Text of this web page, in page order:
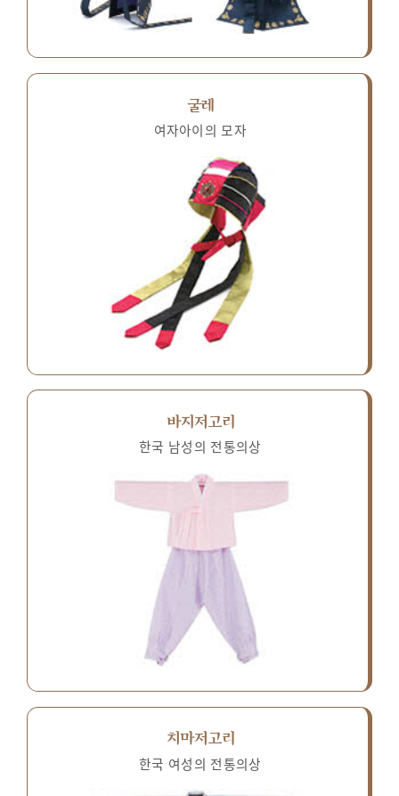
굴레
여자아이의 모자
바지저고리
한국 남성의 전통의상
치마저고리
한국 여성의 전통의상